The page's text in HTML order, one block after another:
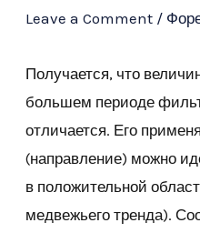
Leave a Comment /
Получается, что
большем периоде
отличается. Его
(направление) можно
в положительной
медвежьего тренда).